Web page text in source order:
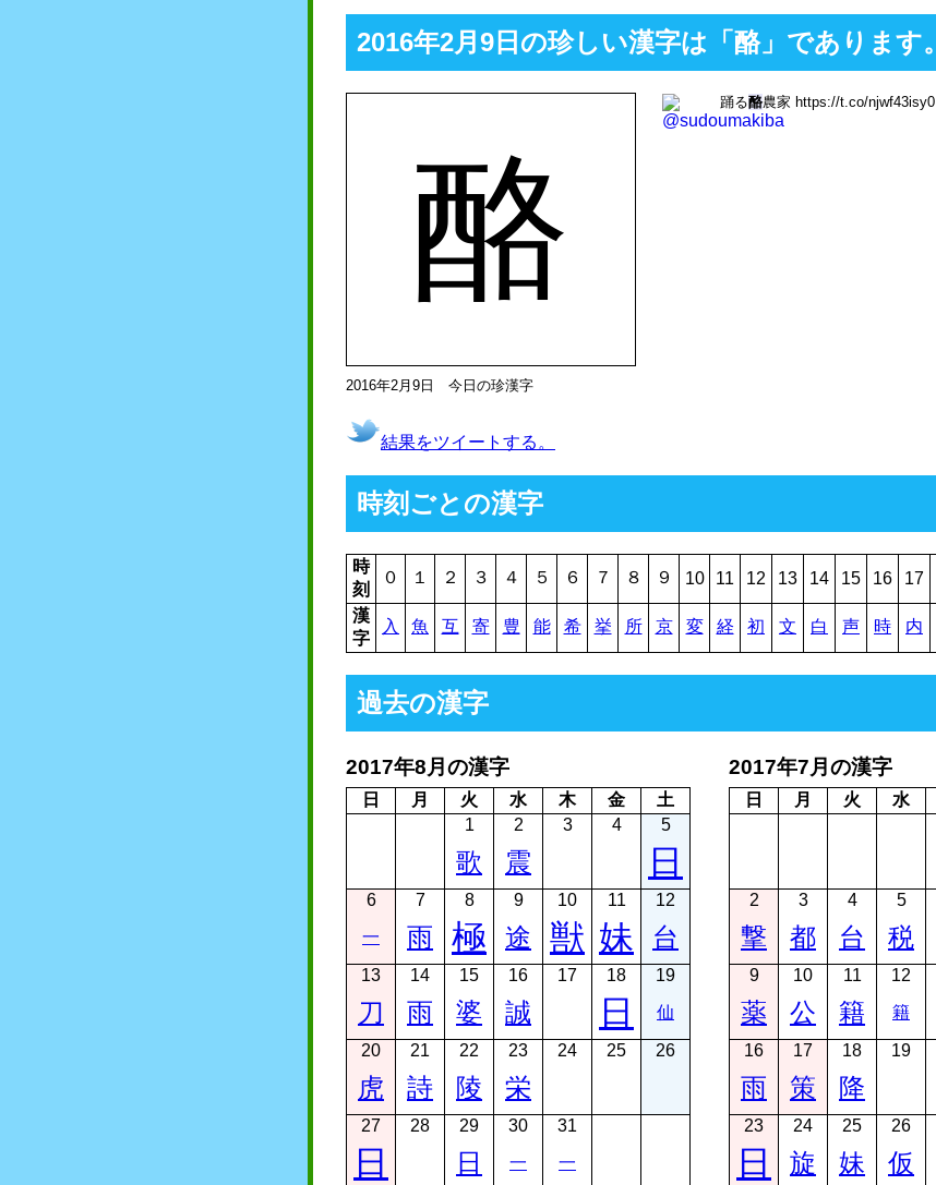
2016年2月9日の珍しい漢字は「酪」であります。
酪
踊る酪農家 https://t.co/njwf43isy0
2016年2月9日 今日の珍漢字
結果をツイートする。
時刻ごとの漢字
時
刻
０ １ ２ ３ ４ ５ ６ ７ ８ ９ 10 11 12 13 14 15 16 17
漢
字
入 魚 互 寄 豊 能 希 挙 所 京 変 経 初 文 白 声 時 内
過去の漢字
2017年8月の漢字
日 月 火 水 木 金
土
1
歌
2
震
3 4 5
日
6
一
7
雨
8
極
9
途
10
獣
11
妹
12
台
13
刀
14
雨
15
婆
16
誠
17 18
日
19
仙
20
虎
21
詩
22
陵
23
栄
24 25 26
27
日
28 29
日
30
一
31
一
2017年7月の漢字
日 月 火 水
2
撃
3
都
4
台
5
税
9
薬
10
公
11
籍
12
籍
16
雨
17
策
18
降
19
23
日
24
旋
25
妹
26
仮